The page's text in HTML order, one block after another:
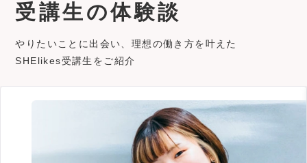
受講生の体験談
やりたいことに出会い、理想の働き方を叶えた
SHElikes受講生をご紹介